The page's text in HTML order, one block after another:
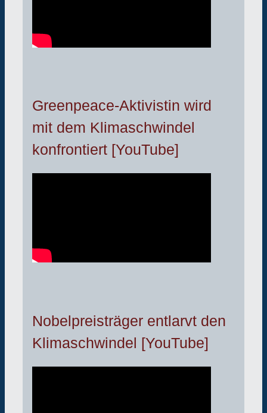
Greenpeace-Aktivistin wird
mit dem Klimaschwindel
konfrontiert [YouTube]
Nobelpreisträger entlarvt den
Klimaschwindel [YouTube]